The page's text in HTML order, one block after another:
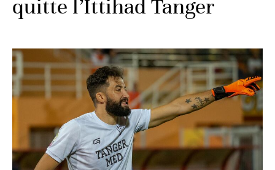
quitte l’Ittihad Tanger